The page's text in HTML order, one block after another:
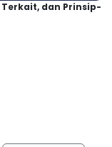
dan Prinsip-